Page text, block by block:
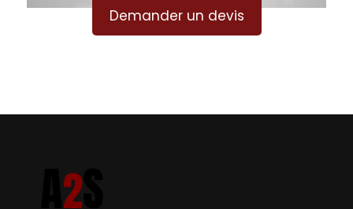
Demander un devis